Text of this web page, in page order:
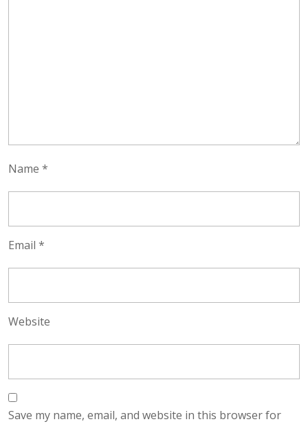
Name *
Email *
Website
Save my name, email, and website in this browser for